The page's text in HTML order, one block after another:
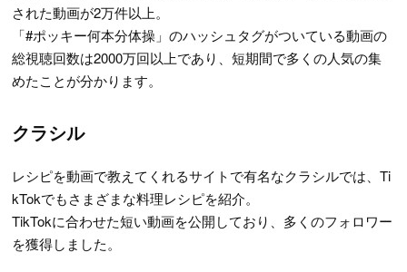
された動画が2万件以上。
「#ポッキー何本分体操」のハッシュタグがついている動画の
総視聴回数は2000万回以上であり、短期間で多くの人気の集
めたことが分かります。
クラシル
レシピを動画で教えてくれるサイトで有名なクラシルでは、Ti
kTokでもさまざまな料理レシピを紹介。
TikTokに合わせた短い動画を公開しており、多くのフォロワー
を獲得しました。